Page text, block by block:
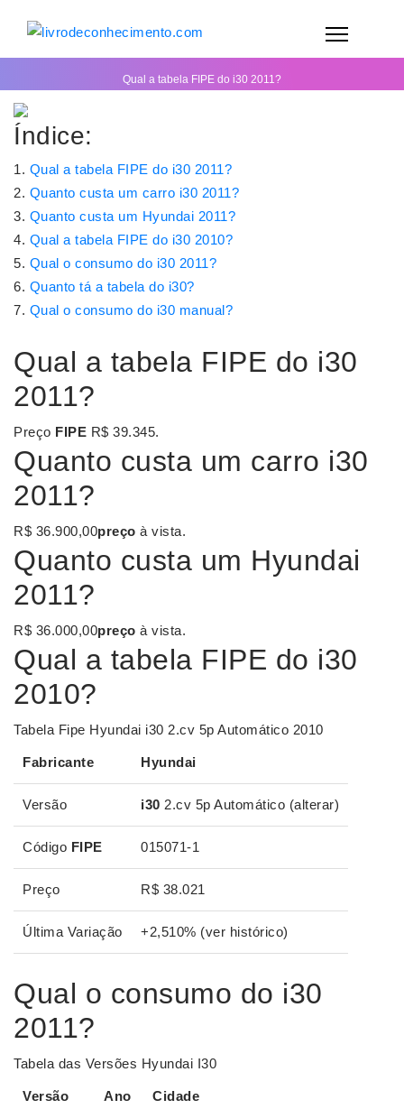
Qual a tabela FIPE do i30 2011?
Índice:
Qual a tabela FIPE do i30 2011?
Quanto custa um carro i30 2011?
Quanto custa um Hyundai 2011?
Qual a tabela FIPE do i30 2010?
Qual o consumo do i30 2011?
Quanto tá a tabela do i30?
Qual o consumo do i30 manual?
Qual a tabela FIPE do i30
2011?
Preço FIPE R$ 39.345.
Quanto custa um carro i30
2011?
R$ 36.900,00preço à vista.
Quanto custa um Hyundai
2011?
R$ 36.000,00preço à vista.
Qual a tabela FIPE do i30
2010?
Tabela Fipe Hyundai i30 2.cv 5p Automático 2010
Fabricante Hyundai
Versão i30 2.cv 5p Automático (alterar)
Código FIPE 015071-1
Preço R$ 38.021
Última Variação +2,510% (ver histórico)
Qual o consumo do i30
2011?
Tabela das Versões Hyundai I30
Versão Ano Cidade